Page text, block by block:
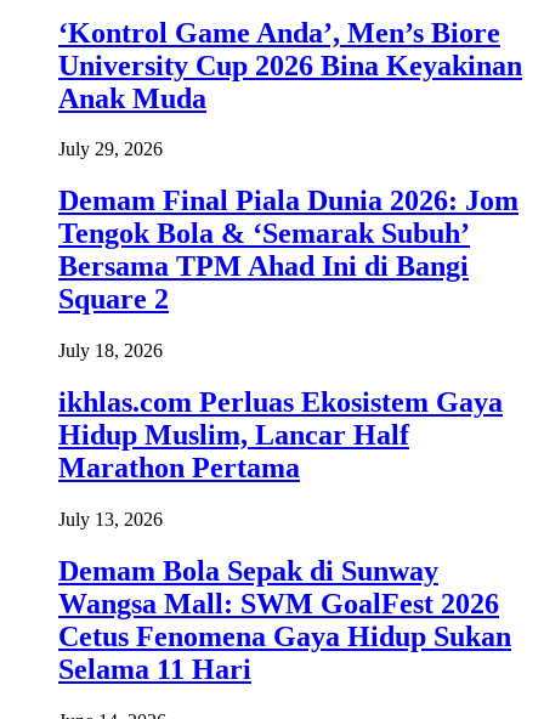
‘Kontrol Game Anda’, Men’s Biore
University Cup 2026 Bina Keyakinan
Anak Muda
July 29, 2026
Demam Final Piala Dunia 2026: Jom
Tengok Bola & ‘Semarak Subuh’
Bersama TPM Ahad Ini di Bangi
Square 2
July 18, 2026
ikhlas.com Perluas Ekosistem Gaya
Hidup Muslim, Lancar Half
Marathon Pertama
July 13, 2026
Demam Bola Sepak di Sunway
Wangsa Mall: SWM GoalFest 2026
Cetus Fenomena Gaya Hidup Sukan
Selama 11 Hari